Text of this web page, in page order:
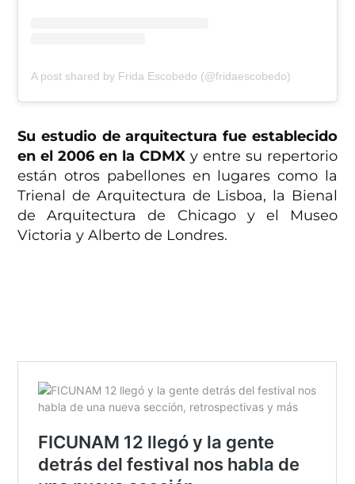
A post shared by Frida Escobedo (@fridaescobedo)
Su estudio de arquitectura fue establecido
en el 2006 en la CDMXy entre su repertorio
están otros pabellones en lugares como la
Trienal de Arquitectura de Lisboa, la Bienal
de Arquitectura de Chicago y el Museo
Victoria y Alberto de Londres.